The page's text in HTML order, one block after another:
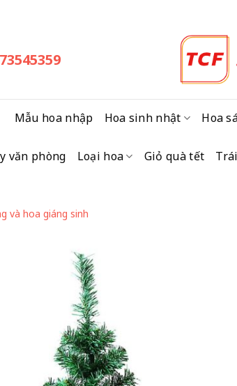
Mẫu hoa nhập Hoa sinh nhật Hoa
văn phòng Loại hoa Giỏ quà tết
và hoa giáng sinh